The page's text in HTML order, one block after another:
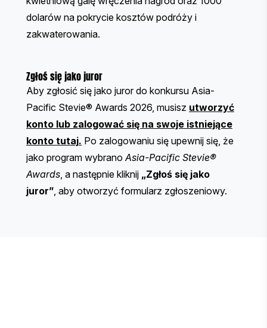
dolarów na pokrycie kosztów podróży i
zakwaterowania.
Zgłoś się jako juror
Aby zgłosić się jako juror do konkursu Asia-
Pacific Stevie® Awards 2026, musisz utworzyć
konto lub zalogować się na swoje istniejące
konto tutaj. Po zalogowaniu się upewnij się, że
jako program wybrano Asia-Pacific Stevie®
Awards , a następnie kliknij „Zgłoś się jako
juror” , aby otworzyć formularz zgłoszeniowy.